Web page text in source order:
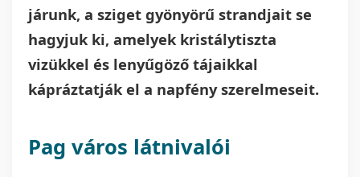
járunk, a sziget gyönyörű strandjait se
hagyjuk ki, amelyek kristálytiszta
vizükkel és lenyűgöző tájaikkal
kápráztatják el a napfény szerelmeseit.
Pag város látnivalói